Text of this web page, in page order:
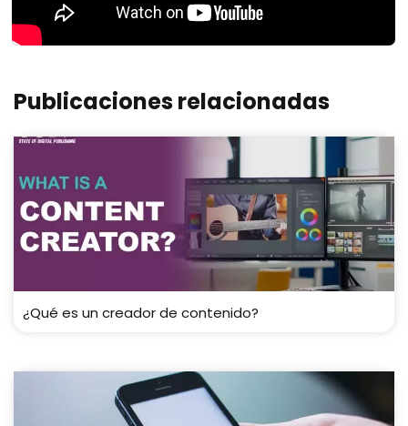
Publicaciones relacionadas
¿Qué es un creador de contenido?